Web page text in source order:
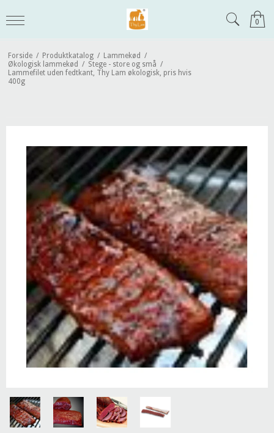
0
Forside / Produktkatalog / Lammekød /
Økologisk lammekød / Stege - store og små /
Lammefilet uden fedtkant, Thy Lam økologisk, pris hvis
400g